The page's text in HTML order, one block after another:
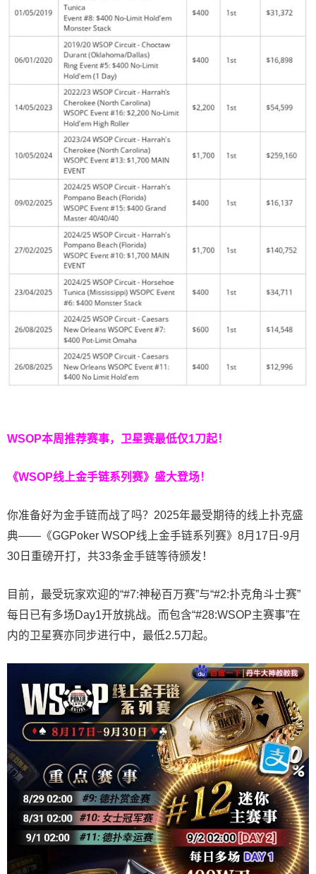
WSOP本周推荐赛事，卫星赛最低仅1刀起！
《WSOP线上金手链系列赛》 盛大登场！
你准备好为金手链而战了吗？2025年最受期待的线上扑克盛
典——《GGPoker WSOP线上金手链系列赛》8月17日-9月
30日重磅开打，共33条金手链等待颁发！
目前，最受玩家欢迎的“#7:神秘百万赛”与“#2:扑克角斗士赛”
每日已有多场Day1开放挑战。而包含“#28:WSOP主赛事”在
内的卫星赛亦同步进行中，最低2.5刀起。